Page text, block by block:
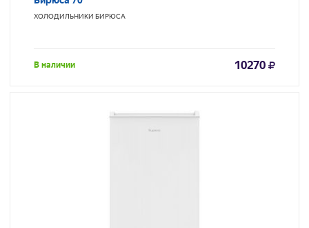
ХОЛОДИЛЬНИКИ БИРЮСА
В наличии 10270